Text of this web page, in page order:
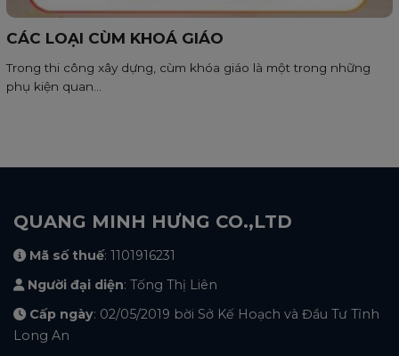
CÁC LOẠI CÙM KHOÁ GIÁO
Trong thi công xây dựng, cùm khóa giáo là một trong những
phụ kiện quan...
QUANG MINH HƯNG CO.,LTD
Mã số thuế: 1101916231
Người đại diện: Tống Thị Liên
Cấp ngày: 02/05/2019 bời Sở Kế Hoạch và Đầu Tư Tỉnh
Long An